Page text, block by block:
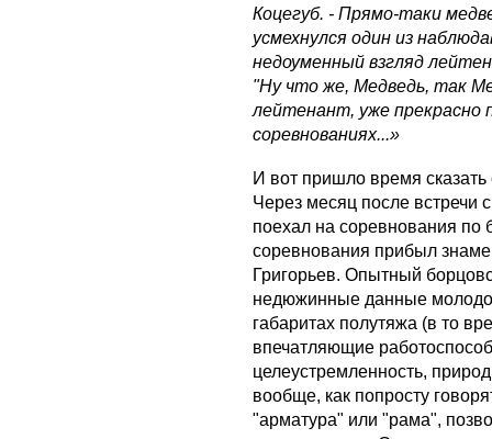
Коцегуб. - Прямо-таки
усмехнулся один из
недоуменный взгляд
"Ну что же, Медведь, так
лейтенант, уже прекрасно
соревнованиях...»
И вот пришло время
Через месяц после встречи
поехал на соревнования по
соревнования прибыл
Григорьев. Опытный
недюжинные данные
габаритах полутяжа (в то
впечатляющие
целеустремленность,
вообще, как попросту
"арматура" или "рама",